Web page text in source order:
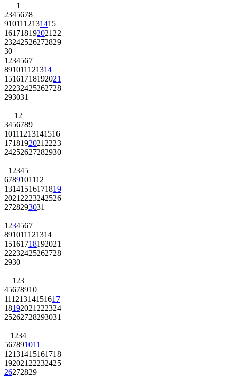
1
2345678
9101112131415
161718192021 22
23242526272829
30
1 234567
891011121314
15161718192021
22232425262728
293031
1 2
3456789
10111213141516
1718192021 2223
24252627282930
1 2345
6789101112
13141516171819
2021 2223242526
2728293031
1 234567
891011121314
15161718192021
22232425262728
2930
1 23
45678910
11121314151617
18192021 222324
25262728293031
1 234
567891011
12131415161718
192021 22232425
26272829